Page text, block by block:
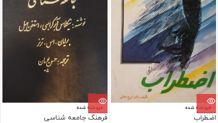
فروخته شده
اضطراب
فروخته شده
فرهنگ جامعه شناسی